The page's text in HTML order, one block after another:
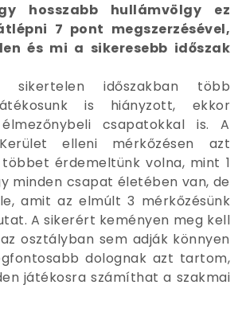
hosszabb hullámvölgy ez
7 pont megszerzésével,
és mi a sikeresebb időszak
sikertelen időszakban több
is hiányzott, ekkor
csapatokkal is. A
elleni mérkőzésen azt
érdemeltünk volna, mint 1
minden csapat életében van, de
amit az elmúlt 3 mérkőzésünk
A sikerért keményen meg kell
osztályban sem adják könnyen
dolognak azt tartom,
játékosra számíthat a szakmai